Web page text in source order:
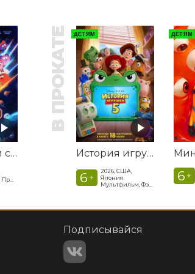
Смешарики сквозь вселенные
В ПРОКАТЕ ДЕТЯМ
История игрушек 5
6 +
2026, США,
Япония
ДЕТЯМ
6 +
Подписывайся